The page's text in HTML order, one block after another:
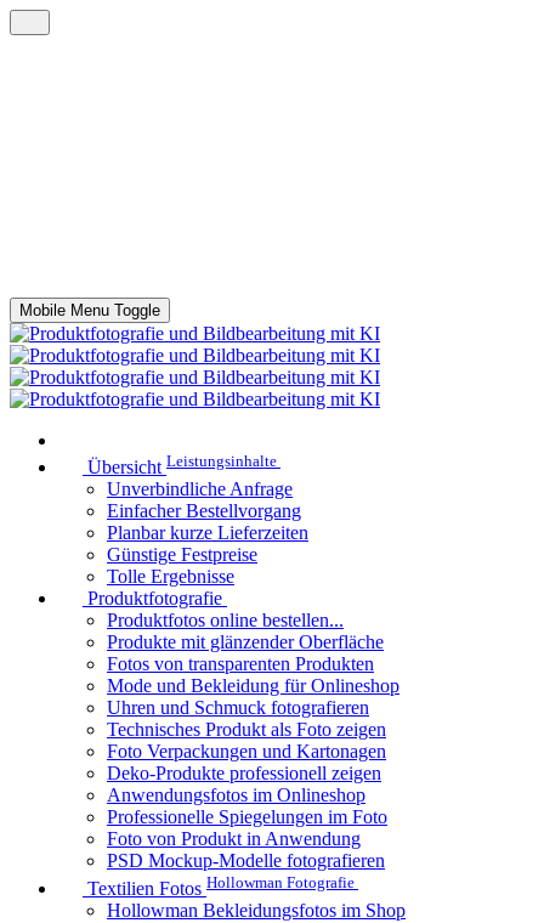
Mobile Menu Toggle
Übersicht Leistungsinhalte
Unverbindliche Anfrage
Einfacher Bestellvorgang
Planbar kurze Lieferzeiten
Günstige Festpreise
Tolle Ergebnisse
Produktfotografie
Produktfotos online bestellen...
Produkte mit glänzender Oberfläche
Fotos von transparenten Produkten
Mode und Bekleidung für Onlineshop
Uhren und Schmuck fotografieren
Technisches Produkt als Foto zeigen
Foto Verpackungen und Kartonagen
Deko-Produkte professionell zeigen
Anwendungsfotos im Onlineshop
Professionelle Spiegelungen im Foto
Foto von Produkt in Anwendung
PSD Mockup-Modelle fotografieren
Textilien Fotos Hollowman Fotografie
Hollowman Bekleidungsfotos im Shop